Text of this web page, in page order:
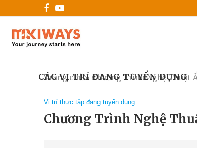
CÁC VỊ TRÍ ĐANG TUYỂN DỤNG
Trang chủ» Chương Trình Nghệ Thuật
Vị trí thực tập đang tuyển dụng
Chương Trình Nghệ